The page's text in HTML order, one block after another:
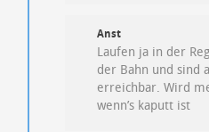
Anst
Laufen ja in der
der Bahn und sind
erreichbar. Wird
wenn’s kaputt ist